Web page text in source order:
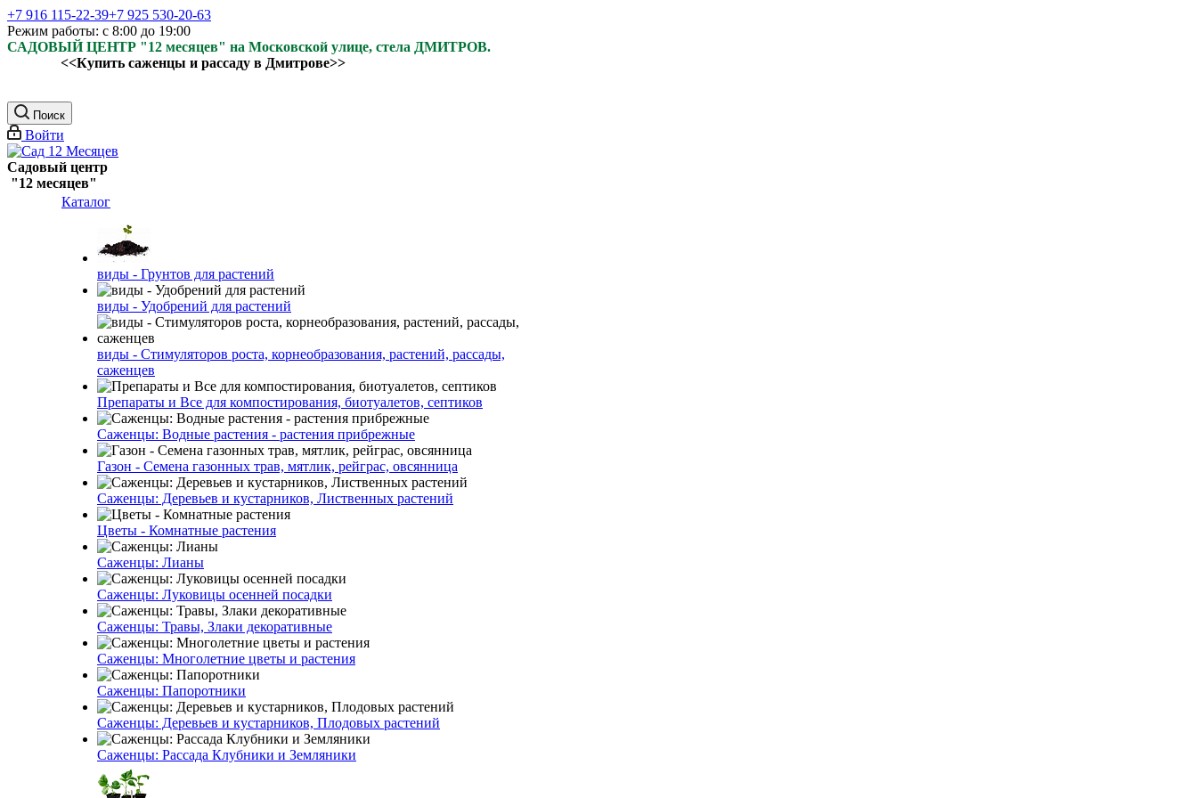
+7 916 115-22-39+7 925 530-20-63
Режим работы: с 8:00 до 19:00
САДОВЫЙ ЦЕНТР "12 месяцев" на Московской улице, стела ДМИТРОВ.
<<Купить саженцы и рассаду в Дмитрове>>
Поиск
Войти
Садовый центр
"12 месяцев"
Каталог
виды - Грунтов для растений
виды - Удобрений для растений
виды - Стимуляторов роста, корнеобразования, растений, рассады,
саженцев
Препараты и Все для компостирования, биотуалетов, септиков
Саженцы: Водные растения - растения прибрежные
Газон - Семена газонных трав, мятлик, рейграс, овсянница
Саженцы: Деревьев и кустарников, Лиственных растений
Цветы - Комнатные растения
Саженцы: Лианы
Саженцы: Луковицы осенней посадки
Саженцы: Травы, Злаки декоративные
Саженцы: Многолетние цветы и растения
Саженцы: Папоротники
Саженцы: Деревьев и кустарников, Плодовых растений
Саженцы: Рассада Клубники и Земляники